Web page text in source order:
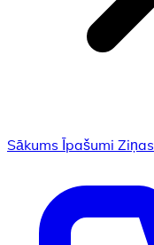
Sākums Īpašumi Ziņas